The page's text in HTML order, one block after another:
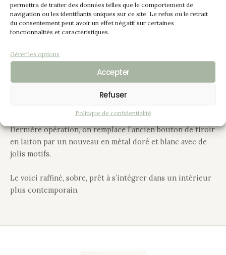
permettra de traiter des données telles que le comportement de
navigation ou les identifiants uniques sur ce site. Le refus ou le retrait
du consentement peut avoir un effet négatif sur certaines
fonctionnalités et caractéristiques.
Gérer les options
Accepter
Refuser
Politique de confidentialité
Ce petit meuble que l’on voudra élégant, dans l’esprit
naturel, a été peint de couleur “Alaska” excepté le plateau
qui a été poncé à blanc afin de se débarrasser de ce vernis
réapparaît avec son joli veinage, on applique un fond dur
Sur la peinture, on appliquera également un vitrificateur
Dernière opération, on remplace l’ancien bouton de tiroir
en laiton par un nouveau en métal doré et blanc avec de
jolis motifs.
Le voici raffiné, sobre, prêt à s’intégrer dans un intérieur
plus contemporain.